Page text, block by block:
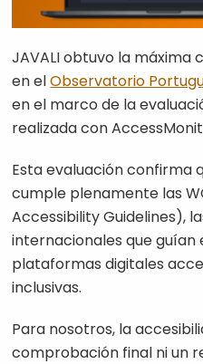
JAVALI obtuvo la máxima
en elObservatorio
en el marco de la
realizada con
Esta evaluación confirma
cumple plenamente las
Accessibility Guidelines),
internacionales que guían
plataformas digitales
inclusivas.
Para nosotros, la
comprobación final ni un